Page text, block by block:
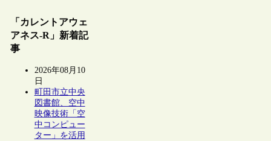
「カレントアウェ
アネス-R」新着記
事
2026年08月10
日
町田市立中央
図書館、空中
映像技術「空
中コンピュー
ター」を活用